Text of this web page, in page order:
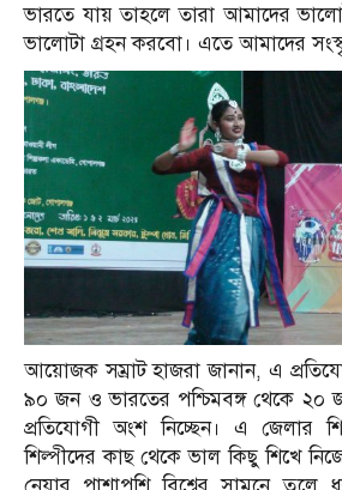
ভারতে যায় তাহলে তারা আমাদের
ভালোটা গ্রহন করবো। এতে আমাদের
আয়োজক সম্রাট হাজরা জানান, এ
৯০ জন ও ভারতের পশ্চিমবঙ্গ থেকে
প্রতিযোগী অংশ নিচ্ছেন। এ জেলার
শিল্পীদের কাছ থেকে ভাল কিছু শিখে